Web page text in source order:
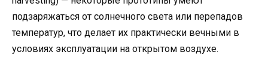
подзаряжаться от солнечного света или перепадов
температур, что делает их практически вечными в
условиях эксплуатации на открытом воздухе.